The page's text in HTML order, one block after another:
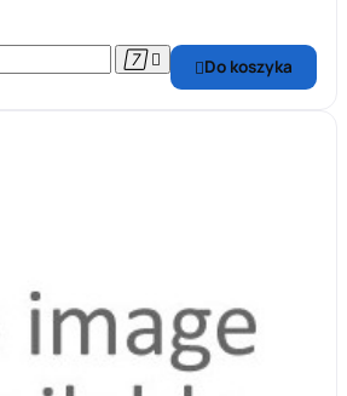
  Do koszyka